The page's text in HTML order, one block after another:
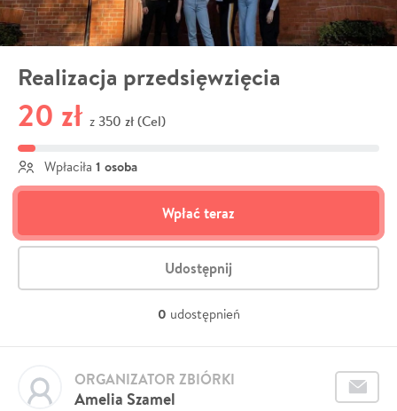
Realizacja przedsięwzięcia
20 zł z 350 zł (Cel)
Wpłaciła 1 osoba
Wpłać teraz
Udostępnij
0 udostępnień
Amelia Szamel
ORGANIZATOR ZBIÓRKI